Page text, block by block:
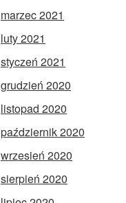
marzec 2021
luty 2021
styczeń 2021
grudzień 2020
listopad 2020
październik 2020
wrzesień 2020
sierpień 2020